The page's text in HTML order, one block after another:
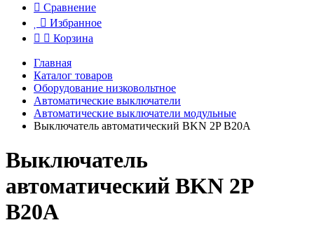
Сравнение
Избранное
Корзина
Главная
Каталог товаров
Оборудование низковольтное
Автоматические выключатели
Автоматические выключатели модульные
Выключатель автоматический BKN 2P B20A
Выключатель
автоматический BKN 2P
B20A